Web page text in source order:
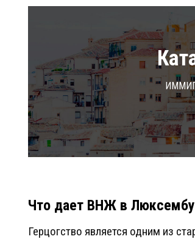
Что дает ВНЖ в
Герцогство является одним из